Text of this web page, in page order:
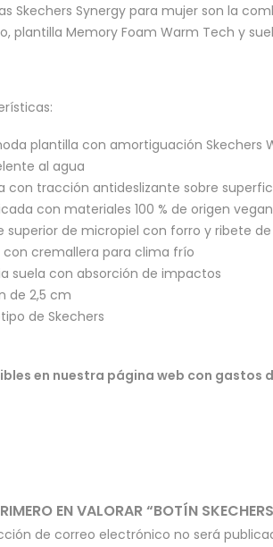
Skechers Synergy para mujer son la
plantilla Memory Foam Warm Tech y
plantilla con amortiguación Skechers
al agua
con tracción antideslizante sobre
con materiales 100 % de origen
superior de micropiel con forro y ribete
con cremallera para clima frío
suela con absorción de impactos
de 2,5 cm
de Skechers
en nuestra página web con gastos
EN VALORAR “BOTÍN
de correo electrónico no será